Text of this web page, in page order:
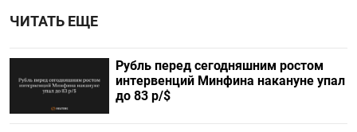
ЧИТАТЬ ЕЩЕ
Рубль перед сегодняшним ростом
интервенций Минфина накануне упал
до 83 р/$